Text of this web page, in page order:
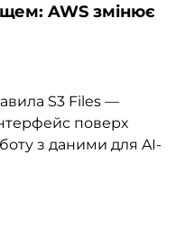
AWS змінює
S3 Files —
поверх
з даними для AI-